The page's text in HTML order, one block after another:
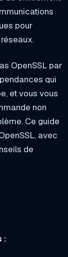
pour
OpenSSL par
qui
et vous vous
non
Ce guide
avec
de
: